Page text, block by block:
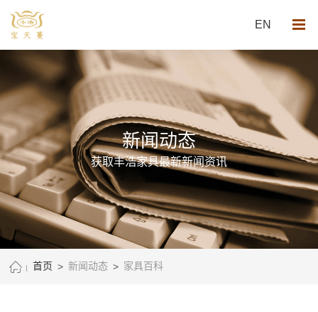
EN
新闻动态
获取丰浩家具最新新闻资讯
首页 > 新闻动态 > 家具百科